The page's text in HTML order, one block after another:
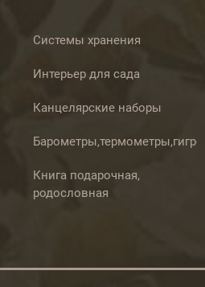
Системы хранения
Интерьер для сада
Канцелярские наборы
Книга подарочная,
родословная